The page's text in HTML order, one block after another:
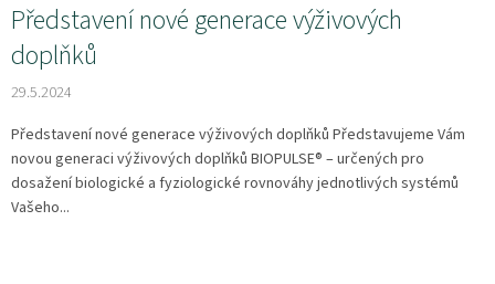
Představení nové generace výživových
doplňků
29.5.2024
Představení nové generace výživových doplňků Představujeme Vám
novou generaci výživových doplňků BIOPULSE® – určených pro
dosažení biologické a fyziologické rovnováhy jednotlivých systémů
Vašeho...